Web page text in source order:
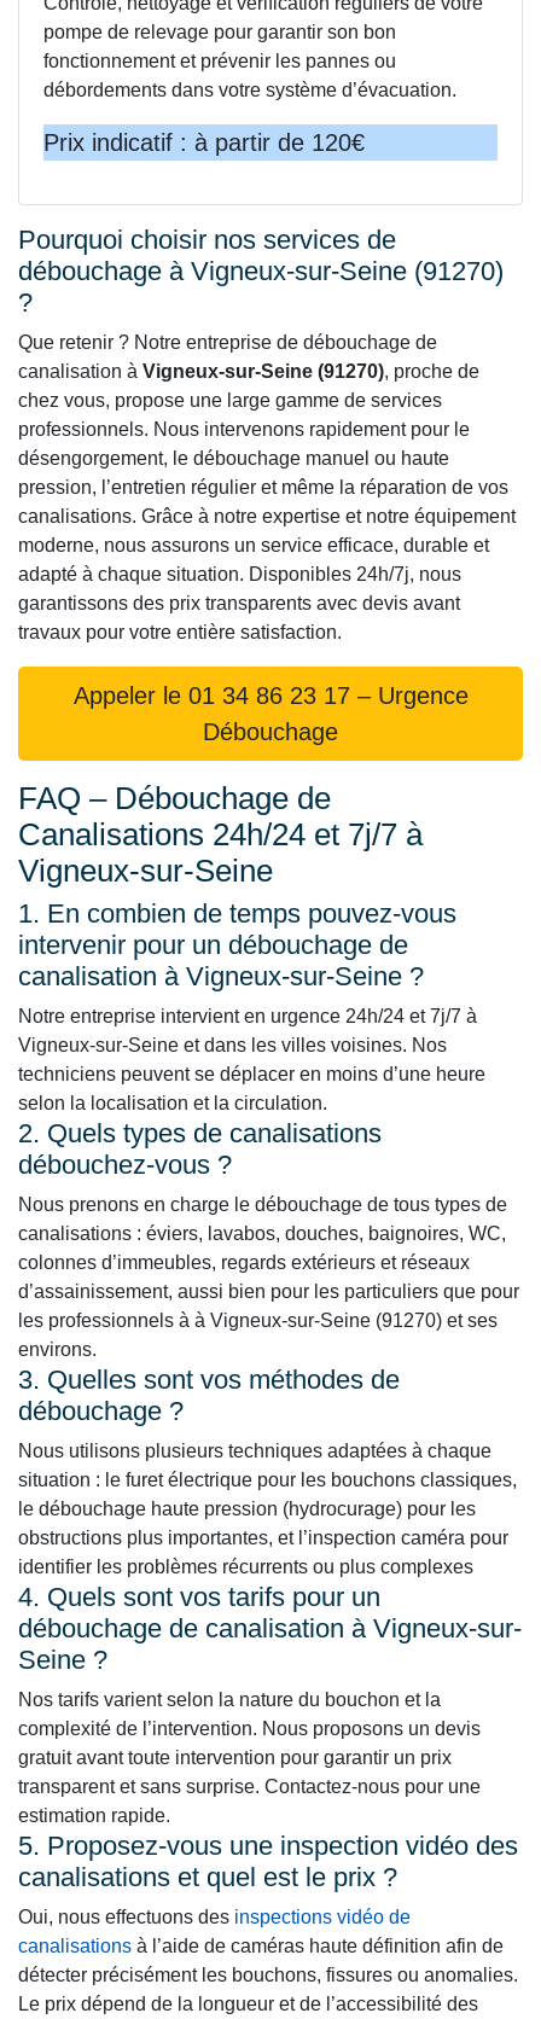
pompe de relevage pour garantir son bon
fonctionnement et prévenir les pannes ou
débordements dans votre système d’évacuation.
Prix indicatif : à partir de 120€
Pourquoi choisir nos services de
débouchage à Vigneux-sur-Seine (91270)
?
Que retenir ? Notre entreprise de débouchage de
canalisation à Vigneux-sur-Seine (91270), proche de
chez vous, propose une large gamme de services
professionnels. Nous intervenons rapidement pour le
désengorgement, le débouchage manuel ou haute
pression, l’entretien régulier et même la réparation de vos
canalisations. Grâce à notre expertise et notre équipement
moderne, nous assurons un service efficace, durable et
adapté à chaque situation. Disponibles 24h/7j, nous
garantissons des prix transparents avec devis avant
travaux pour votre entière satisfaction.
Appeler le 01 34 86 23 17 – Urgence
Débouchage
FAQ – Débouchage de
Canalisations 24h/24 et 7j/7 à
Vigneux-sur-Seine
1. En combien de temps pouvez-vous
intervenir pour un débouchage de
canalisation à Vigneux-sur-Seine ?
Notre entreprise intervient en urgence 24h/24 et 7j/7 à
Vigneux-sur-Seine et dans les villes voisines. Nos
techniciens peuvent se déplacer en moins d’une heure
selon la localisation et la circulation.
2. Quels types de canalisations
débouchez-vous ?
Nous prenons en charge le débouchage de tous types de
canalisations : éviers, lavabos, douches, baignoires, WC,
colonnes d’immeubles, regards extérieurs et réseaux
d’assainissement, aussi bien pour les particuliers que pour
les professionnels à à Vigneux-sur-Seine (91270) et ses
environs.
3. Quelles sont vos méthodes de
débouchage ?
Nous utilisons plusieurs techniques adaptées à chaque
situation : le furet électrique pour les bouchons classiques,
le débouchage haute pression (hydrocurage) pour les
obstructions plus importantes, et l’inspection caméra pour
identifier les problèmes récurrents ou plus complexes
4. Quels sont vos tarifs pour un
débouchage de canalisation à Vigneux-sur-
Seine ?
Nos tarifs varient selon la nature du bouchon et la
complexité de l’intervention. Nous proposons un devis
gratuit avant toute intervention pour garantir un prix
transparent et sans surprise. Contactez-nous pour une
estimation rapide.
5. Proposez-vous une inspection vidéo des
canalisations et quel est le prix ?
Oui, nous effectuons des inspections vidéo de
canalisations à l’aide de caméras haute définition afin de
détecter précisément les bouchons, fissures ou anomalies.
Le prix dépend de la longueur et de l’accessibilité des